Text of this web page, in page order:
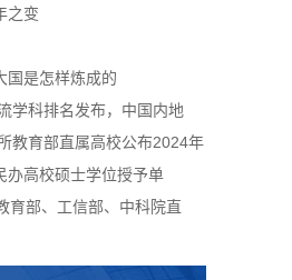
之变
国是怎样炼成的
学科排名发布，中国内地
教育部直属高校公布2024年
办高校硕士学位授予单
育部、工信部、中科院直